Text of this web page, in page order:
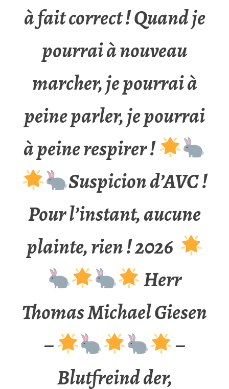
à fait correct ! Quand je
pourrai à nouveau
marcher, je pourrai à
peine parler, je pourrai
à peine respirer !
Suspicion d’AVC !
Pour l’instant, aucune
plainte, rien ! 2026
Herr
Thomas Michael Giesen
–
–
Blutfreind der,